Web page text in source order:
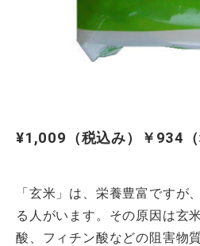
¥1,009（税込み）￥934（
「玄米」は、栄養豊富ですが
る人がいます。その原因は玄
酸、フィチン酸などの阻害物